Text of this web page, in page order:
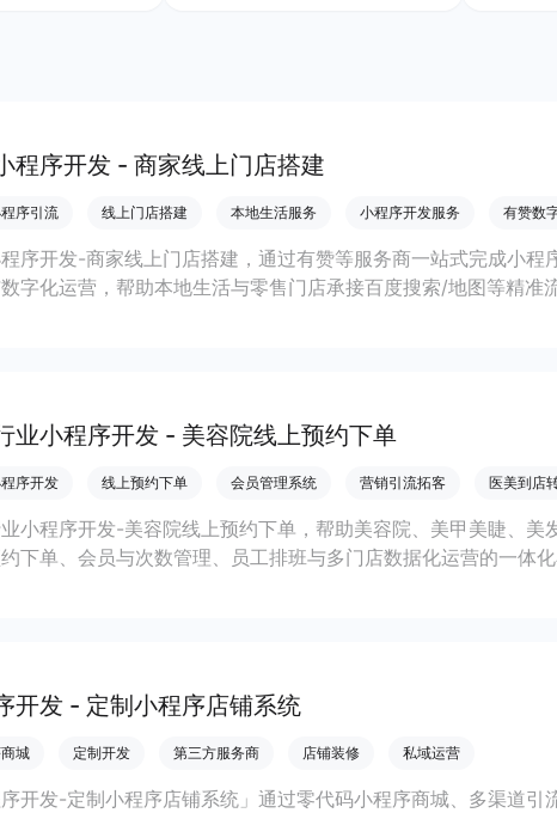
程序开发 - 商家线上门店搭建
序引流 线上门店搭建 本地生活服务 小程序开发服务 有赞数
序开发-商家线上门店搭建，通过有赞等服务商一站式完成小程
字化运营，帮助本地生活与零售门店承接百度搜索/地图等精准
业小程序开发 - 美容院线上预约下单
序开发 线上预约下单 会员管理系统 营销引流拓客 医美到店
小程序开发-美容院线上预约下单，帮助美容院、美甲美睫、美
下单、会员与次数管理、员工排班与多门店数据化运营的一体
开发 - 定制小程序店铺系统
城 定制开发 第三方服务商 店铺装修 私域运营
序开发-定制小程序店铺系统」通过零代码小程序商城、多渠道引